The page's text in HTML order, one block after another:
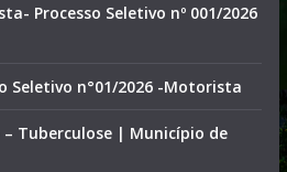
Processo Seletivo nº 001/2026
Seletivo n°01/2026 -Motorista
Tuberculose | Município de